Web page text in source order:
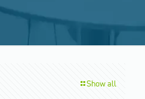
Show all